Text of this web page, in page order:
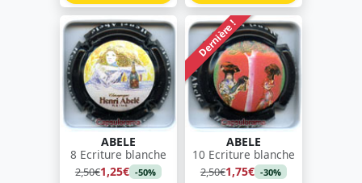
ABELE
8 Ecriture blanche
2,50€1,25€ -50%
Dernière !
ABELE
10 Ecriture blanche
2,50€1,75€ -30%